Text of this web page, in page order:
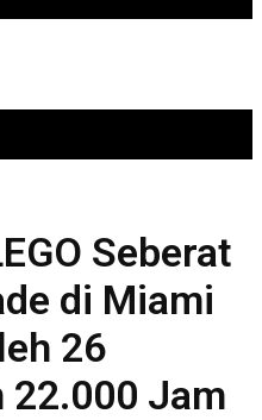
Seberat
di Miami
26
22.000 Jam